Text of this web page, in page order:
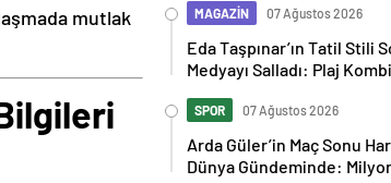
mutlak
MAGAZİN 07 Ağustos 2026
Eda Taşpınar’ın Tatil Stili
Medyayı Salladı: Plaj
SPOR 07 Ağustos 2026
Arda Güler’in Maç Sonu
Dünya Gündeminde: